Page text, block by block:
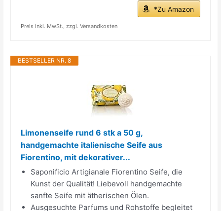
*Zu Amazon
Preis inkl. MwSt., zzgl. Versandkosten
BESTSELLER NR. 8
Limonenseife rund 6 stk a 50 g,
handgemachte italienische Seife aus
Fiorentino, mit dekorativer...
Saponificio Artigianale Fiorentino Seife, die
Kunst der Qualität! Liebevoll handgemachte
sanfte Seife mit ätherischen Ölen.
Ausgesuchte Parfums und Rohstoffe begleitet